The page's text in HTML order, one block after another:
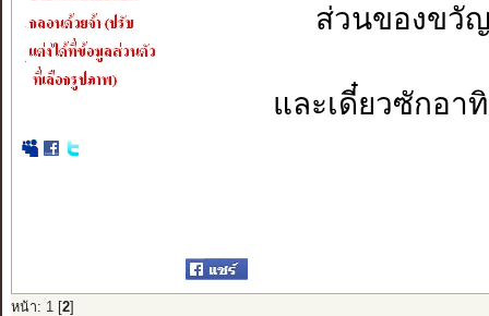
ส่วนของขวั
และเดี๋ยวซักอา
หน้า: 1[ 2]